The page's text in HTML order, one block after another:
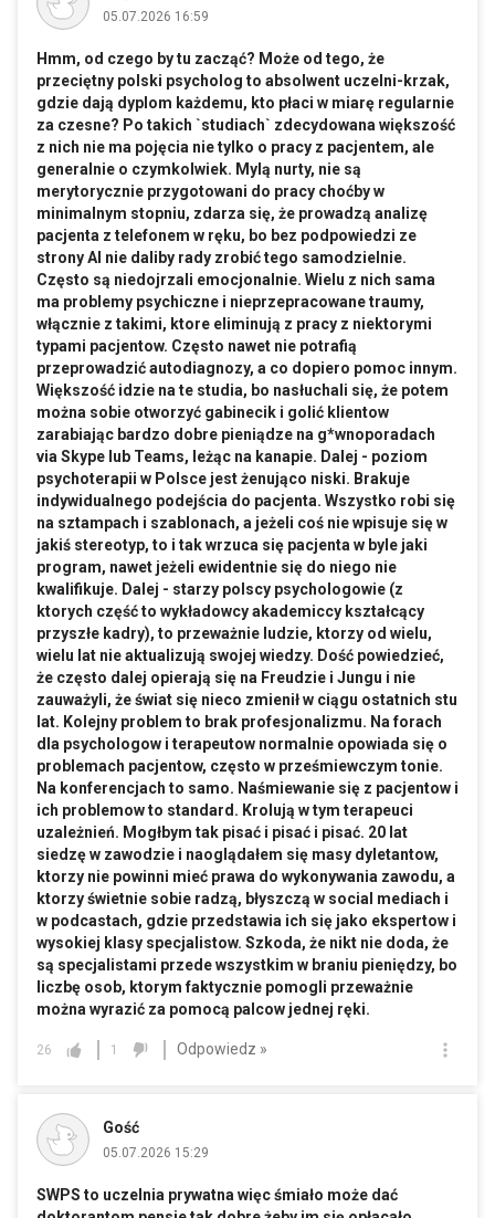
05.07.2026 16:59
Hmm, od czego by tu zacząć? Może od tego, że
przeciętny polski psycholog to absolwent uczelni-krzak,
gdzie dają dyplom każdemu, kto płaci w miarę regularnie
za czesne? Po takich `studiach` zdecydowana większość
z nich nie ma pojęcia nie tylko o pracy z pacjentem, ale
generalnie o czymkolwiek. Mylą nurty, nie są
merytorycznie przygotowani do pracy choćby w
minimalnym stopniu, zdarza się, że prowadzą analizę
pacjenta z telefonem w ręku, bo bez podpowiedzi ze
strony AI nie daliby rady zrobić tego samodzielnie.
Często są niedojrzali emocjonalnie. Wielu z nich sama
ma problemy psychiczne i nieprzepracowane traumy,
włącznie z takimi, ktore eliminują z pracy z niektorymi
typami pacjentow. Często nawet nie potrafią
przeprowadzić autodiagnozy, a co dopiero pomoc innym.
Większość idzie na te studia, bo nasłuchali się, że potem
można sobie otworzyć gabinecik i golić klientow
zarabiając bardzo dobre pieniądze na g*wnoporadach
via Skype lub Teams, leżąc na kanapie. Dalej - poziom
psychoterapii w Polsce jest żenująco niski. Brakuje
indywidualnego podejścia do pacjenta. Wszystko robi się
na sztampach i szablonach, a jeżeli coś nie wpisuje się w
jakiś stereotyp, to i tak wrzuca się pacjenta w byle jaki
program, nawet jeżeli ewidentnie się do niego nie
kwalifikuje. Dalej - starzy polscy psychologowie (z
ktorych część to wykładowcy akademiccy kształcący
przyszłe kadry), to przeważnie ludzie, ktorzy od wielu,
wielu lat nie aktualizują swojej wiedzy. Dość powiedzieć,
że często dalej opierają się na Freudzie i Jungu i nie
zauważyli, że świat się nieco zmienił w ciągu ostatnich stu
lat. Kolejny problem to brak profesjonalizmu. Na forach
dla psychologow i terapeutow normalnie opowiada się o
problemach pacjentow, często w prześmiewczym tonie.
Na konferencjach to samo. Naśmiewanie się z pacjentow i
ich problemow to standard. Krolują w tym terapeuci
uzależnień. Mogłbym tak pisać i pisać i pisać. 20 lat
siedzę w zawodzie i naoglądałem się masy dyletantow,
ktorzy nie powinni mieć prawa do wykonywania zawodu, a
ktorzy świetnie sobie radzą, błyszczą w social mediach i
w podcastach, gdzie przedstawia ich się jako ekspertow i
wysokiej klasy specjalistow. Szkoda, że nikt nie doda, że
są specjalistami przede wszystkim w braniu pieniędzy, bo
liczbę osob, ktorym faktycznie pomogli przeważnie
można wyrazić za pomocą palcow jednej ręki.
26 1 Odpowiedz »
Gość
05.07.2026 15:29
SWPS to uczelnia prywatna więc śmiało może dać